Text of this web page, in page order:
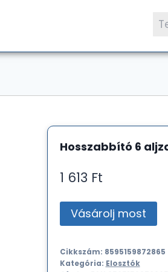
Hosszabbító 6
1 613 Ft
Vásárolj most
Cikkszám: 8595159872865
Kategória: Elosztók